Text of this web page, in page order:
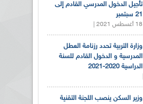
تأجيل الدخول المدرسي القادم إلى
21 سبتمبر
18 أغسطس 2021 |
وزارة التربية تحدد رزنامة العطل
المدرسية و الدخول القادم للسنة
الدراسية 2020-2021
وزير السكن ينصب اللجنة التقنية